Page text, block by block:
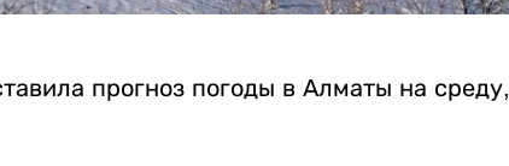
прогноз погоды в Алматы на среду,